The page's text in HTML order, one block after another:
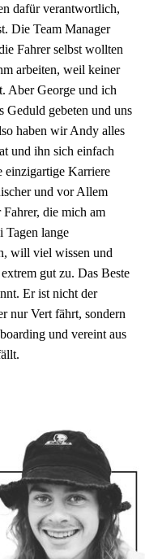
dafür verantwortlich,
Die Team Manager
Fahrer selbst wollten
arbeiten, weil keiner
Aber George und ich
Geduld gebeten und uns
haben wir Andy alles
und ihn sich einfach
einzigartige Karriere
und vor Allem
die mich am
Tagen lange
will viel wissen und
gut zu. Das Beste
Er ist nicht der
nur Vert fährt, sondern
und vereint aus